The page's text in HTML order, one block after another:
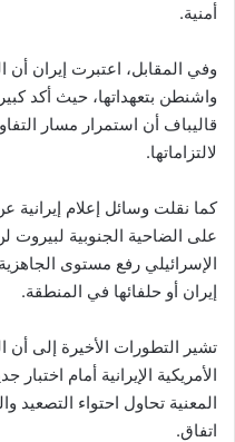
أمنية.
وفي المقابل، اعتبرت إيران أن
واشنطن بتعهداتها، حيث أكد
قاليباف أن استمرار مسار
لالتزاماتها.
كما نقلت وسائل إعلام
على الضاحية الجنوبية لبيروت
الإسرائيلي رفع مستوى
إيران أو حلفائها في المنطقة.
تشير التطورات الأخيرة إلى أن
الأمريكية الإيرانية أمام
المعنية تحاول احتواء
اتفاق.